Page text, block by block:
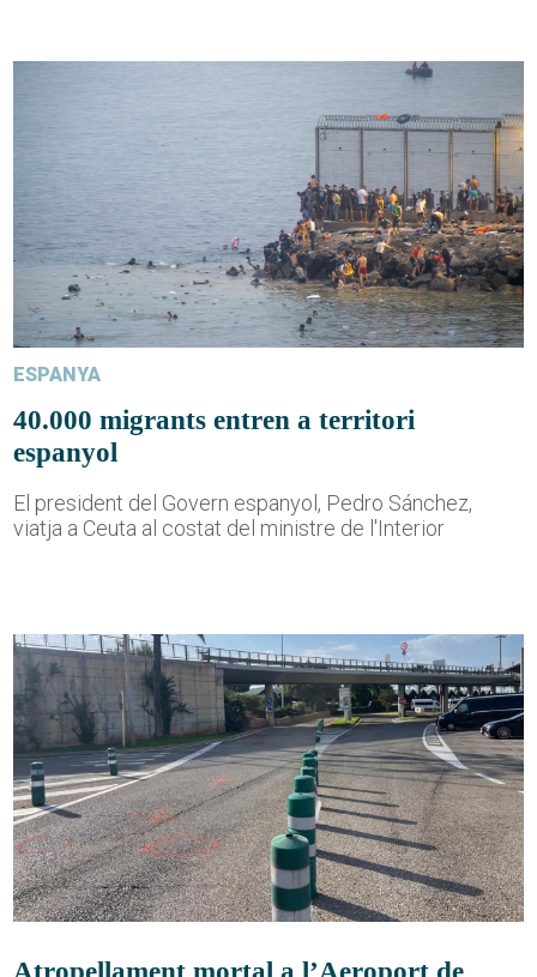
ESPANYA
40.000 migrants entren a territori
espanyol
El president del Govern espanyol, Pedro Sánchez,
viatja a Ceuta al costat del ministre de l'Interior
Atropellament mortal a l’Aeroport de